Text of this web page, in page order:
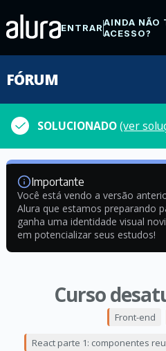
ENTRARAINDA NÃO
ACESSO?
FÓRUM
SOLUCIONADO(ver
Importante
Você está vendo a versão
Alura que estamos preparando
ganha uma identidade visual
em potencializar seus estudos!
Curso
Front-end
React parte 1: componentes